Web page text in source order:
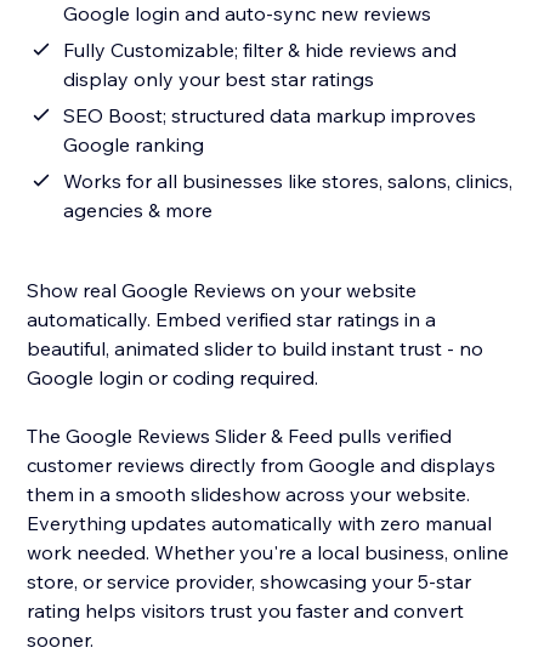
Google login and auto-sync new reviews
Fully Customizable; filter & hide reviews and
display only your best star ratings
SEO Boost; structured data markup improves
Google ranking
Works for all businesses like stores, salons, clinics,
agencies & more
Show real Google Reviews on your website
automatically. Embed verified star ratings in a
beautiful, animated slider to build instant trust - no
Google login or coding required.
The Google Reviews Slider & Feed pulls verified
customer reviews directly from Google and displays
them in a smooth slideshow across your website.
Everything updates automatically with zero manual
work needed. Whether you're a local business, online
store, or service provider, showcasing your 5-star
rating helps visitors trust you faster and convert
sooner.